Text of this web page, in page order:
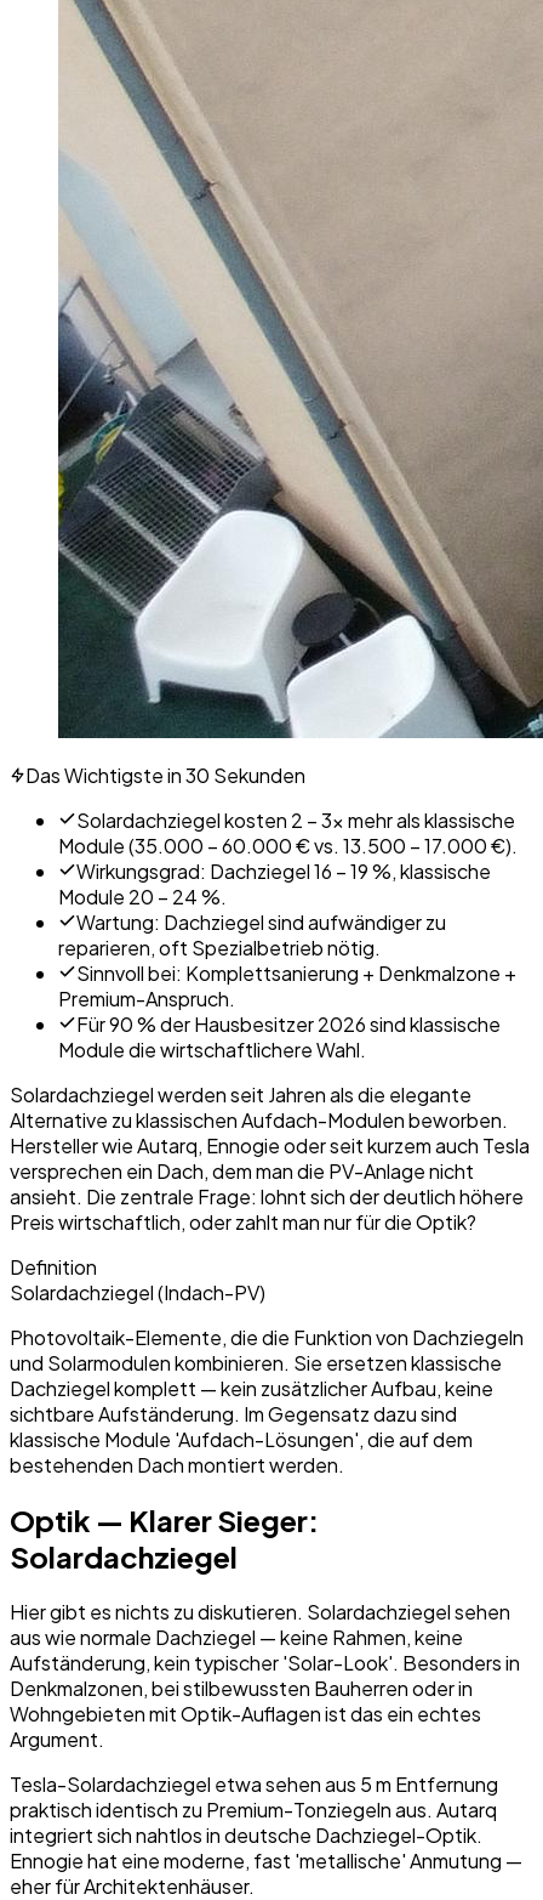
Das Wichtigste in 30 Sekunden
Solardachziegel kosten 2 – 3× mehr als klassische
Module (35.000 – 60.000 € vs. 13.500 – 17.000 €).
Wirkungsgrad: Dachziegel 16 – 19 %, klassische
Module 20 – 24 %.
Wartung: Dachziegel sind aufwändiger zu
reparieren, oft Spezialbetrieb nötig.
Sinnvoll bei: Komplettsanierung + Denkmalzone +
Premium-Anspruch.
Für 90 % der Hausbesitzer 2026 sind klassische
Module die wirtschaftlichere Wahl.
Solardachziegel werden seit Jahren als die elegante
Alternative zu klassischen Aufdach-Modulen beworben.
Hersteller wie Autarq, Ennogie oder seit kurzem auch Tesla
versprechen ein Dach, dem man die PV-Anlage nicht
ansieht. Die zentrale Frage: lohnt sich der deutlich höhere
Preis wirtschaftlich, oder zahlt man nur für die Optik?
Definition
Solardachziegel (Indach-PV)
Photovoltaik-Elemente, die die Funktion von Dachziegeln
und Solarmodulen kombinieren. Sie ersetzen klassische
Dachziegel komplett — kein zusätzlicher Aufbau, keine
sichtbare Aufständerung. Im Gegensatz dazu sind
klassische Module 'Aufdach-Lösungen', die auf dem
bestehenden Dach montiert werden.
Optik — Klarer Sieger:
Solardachziegel
Hier gibt es nichts zu diskutieren. Solardachziegel sehen
aus wie normale Dachziegel — keine Rahmen, keine
Aufständerung, kein typischer 'Solar-Look'. Besonders in
Denkmalzonen, bei stilbewussten Bauherren oder in
Wohngebieten mit Optik-Auflagen ist das ein echtes
Argument.
Tesla-Solardachziegel etwa sehen aus 5 m Entfernung
praktisch identisch zu Premium-Tonziegeln aus. Autarq
integriert sich nahtlos in deutsche Dachziegel-Optik.
Ennogie hat eine moderne, fast 'metallische' Anmutung —
eher für Architektenhäuser.